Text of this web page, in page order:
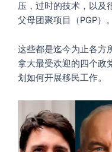
压，过时的技术，以及
父母团聚项目（PGP）。
这些都是迄今为止各方
拿大最受欢迎的四个政
划如何开展移民工作。